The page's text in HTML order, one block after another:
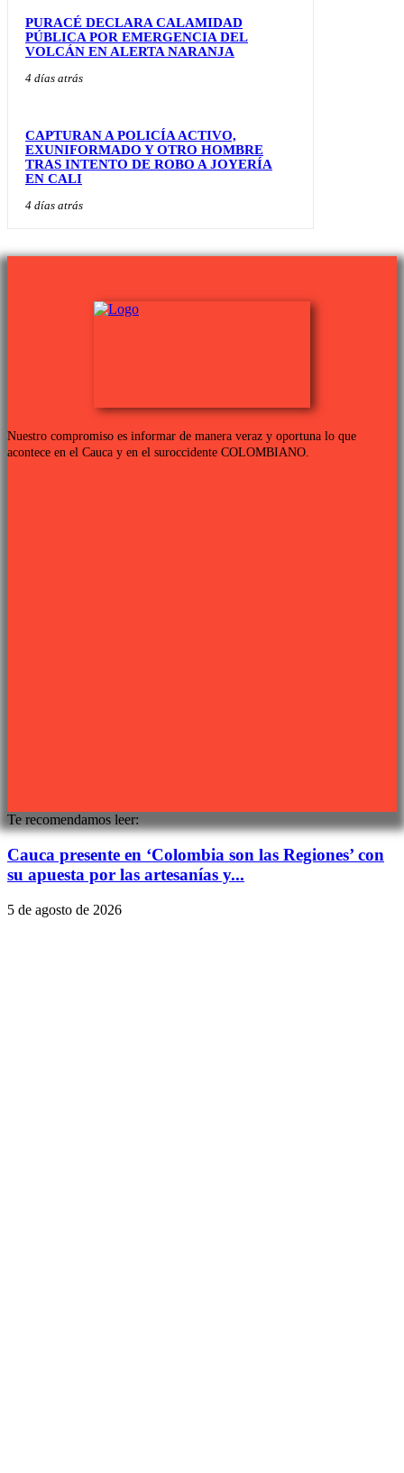
PURACÉ DECLARA CALAMIDAD
PÚBLICA POR EMERGENCIA DEL
VOLCÁN EN ALERTA NARANJA
4 días atrás
CAPTURAN A POLICÍA ACTIVO,
EXUNIFORMADO Y OTRO HOMBRE
TRAS INTENTO DE ROBO A JOYERÍA
EN CALI
4 días atrás
Nuestro compromiso es informar de manera veraz y oportuna lo que
acontece en el Cauca y en el suroccidente COLOMBIANO.
Te recomendamos leer:
Cauca presente en ‘Colombia son las Regiones’ con
su apuesta por las artesanías y...
5 de agosto de 2026